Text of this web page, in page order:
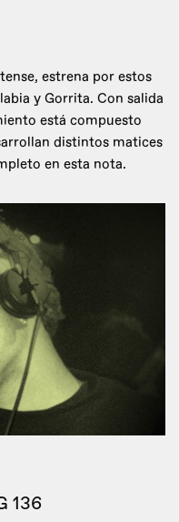
estrena por estos
y Gorrita. Con salida
está compuesto
distintos matices
en esta nota.
136